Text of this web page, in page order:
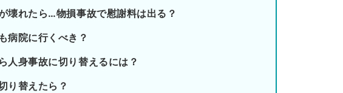
壊れたら…物損事故で慰謝料は出る？
病院に行くべき？
人身事故に切り替えるには？
り替えたら？